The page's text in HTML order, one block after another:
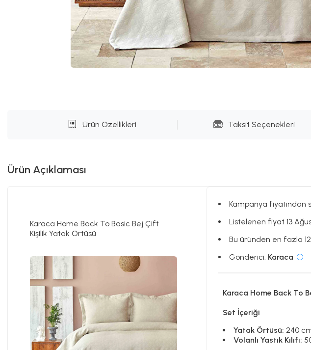
Ürün Özellikleri Taksit Seçenekleri
Ürün Açıklaması
Karaca Home Back To Basic Bej Çift
Kişilik Yatak Örtüsü
Kampanya fiyatından
Listelenen fiyat 13
Bu üründen en fazla
Gönderici: Karaca
Karaca Home Back To
Set İçeriği
Yatak Örtüsü:240
Volanlı Yastık Kılıfı: